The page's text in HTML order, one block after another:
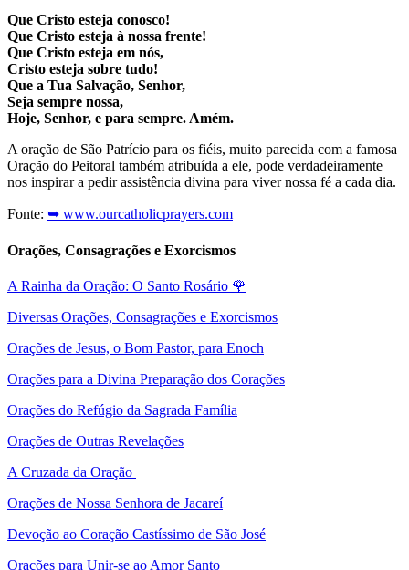
Que Cristo esteja conosco!
Que Cristo esteja à nossa frente!
Que Cristo esteja em nós,
Cristo esteja sobre tudo!
Que a Tua Salvação, Senhor,
Seja sempre nossa,
Hoje, Senhor, e para sempre. Amém.
A oração de São Patrício para os fiéis, muito parecida com a famosa
Oração do Peitoral também atribuída a ele, pode verdadeiramente
nos inspirar a pedir assistência divina para viver nossa fé a cada dia.
Fonte: ➥ www.ourcatholicprayers.com
Orações, Consagrações e Exorcismos
A Rainha da Oração: O Santo Rosário 🌹
Diversas Orações, Consagrações e Exorcismos
Orações de Jesus, o Bom Pastor, para Enoch
Orações para a Divina Preparação dos Corações
Orações do Refúgio da Sagrada Família
Orações de Outras Revelações
A Cruzada da Oração
Orações de Nossa Senhora de Jacareí
Devoção ao Coração Castíssimo de São José
Orações para Unir-se ao Amor Santo